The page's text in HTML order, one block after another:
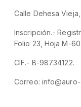
Calle Dehesa
Inscripción.-
Folio 23, Hoja M-
CIF.- B-98734122.
Correo: